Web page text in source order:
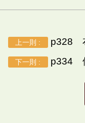
上一則 : p328
下一則 : p334